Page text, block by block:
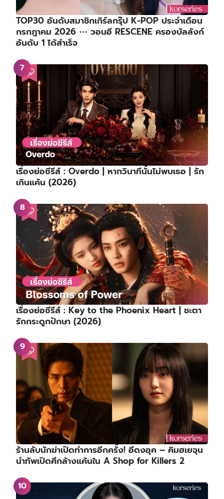
TOP30 อันดับสมาชิกเกิร์ลกรุ๊ป K-POP ประจำเดือน
กรกฎาคม 2026 ⋯ วอนอี RESCENE ครองบัลลังก์
อันดับ 1 ได้สำเร็จ
เรื่องย่อซีรีส์ : Overdo | หากวินาทีนั้นไม่พบเธอ | รัก
เกินแค้น (2026)
เรื่องย่อซีรีส์ : Key to the Phoenix Heart | ชะตา
รักกระดูกปักษา (2026)
ร้านลับนักฆ่าเปิดทำการอีกครั้ง! อีดงอุค – คิมฮเยจุน
นำทัพเปิดศึกล้างแค้นใน A Shop for Killers 2